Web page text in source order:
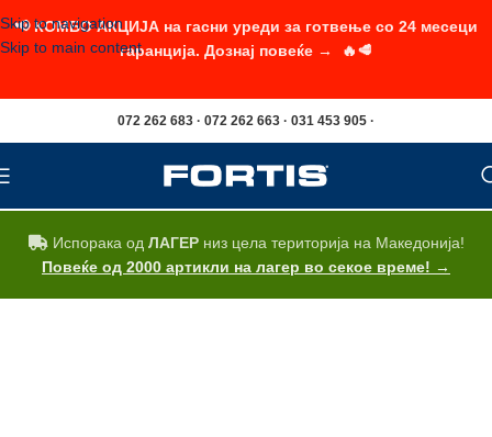
Skip to navigation
Skip to main content
072 262 683 · 072 262 663 · 031 453 905 ·
Испорака од ЛАГЕРниз цела територија на Македонија!
Повеќе од 2000 артикли на лагер во секое време! →
📢 КОМБО АКЦИЈА на гасни уреди за готвење со 24 месеци
гаранција. Дознај повеќе → 🔥🥩